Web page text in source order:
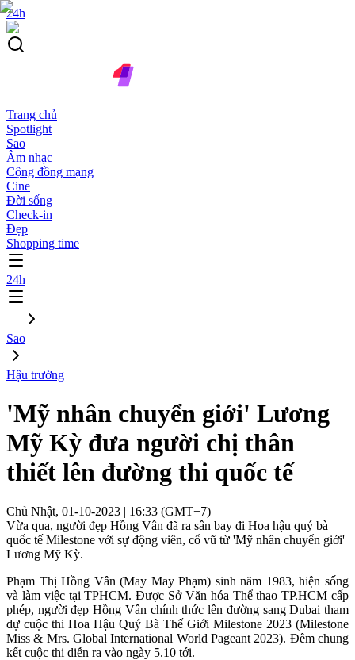
24h
Trang chủ
Spotlight
Sao
Âm nhạc
Cộng đồng mạng
Cine
Đời sống
Check-in
Đẹp
Shopping time
24h
Sao
Hậu trường
'Mỹ nhân chuyển giới' Lương
Mỹ Kỳ đưa người chị thân
thiết lên đường thi quốc tế
Chủ Nhật, 01-10-2023 | 16:33 (GMT+7)
Vừa qua, người đẹp Hồng Vân đã ra sân bay đi Hoa hậu quý bà
quốc tế Milestone với sự động viên, cổ vũ từ 'Mỹ nhân chuyển giới'
Lương Mỹ Kỳ.
Phạm Thị Hồng Vân (May May Phạm) sinh năm 1983, hiện sống
và làm việc tại TPHCM. Được Sở Văn hóa Thể thao TP.HCM cấp
phép, người đẹp Hồng Vân chính thức lên đường sang Dubai tham
dự cuộc thi Hoa Hậu Quý Bà Thế Giới Milestone 2023 (Milestone
Miss & Mrs. Global International World Pageant 2023). Đêm chung
kết cuộc thi diễn ra vào ngày 5.10 tới.